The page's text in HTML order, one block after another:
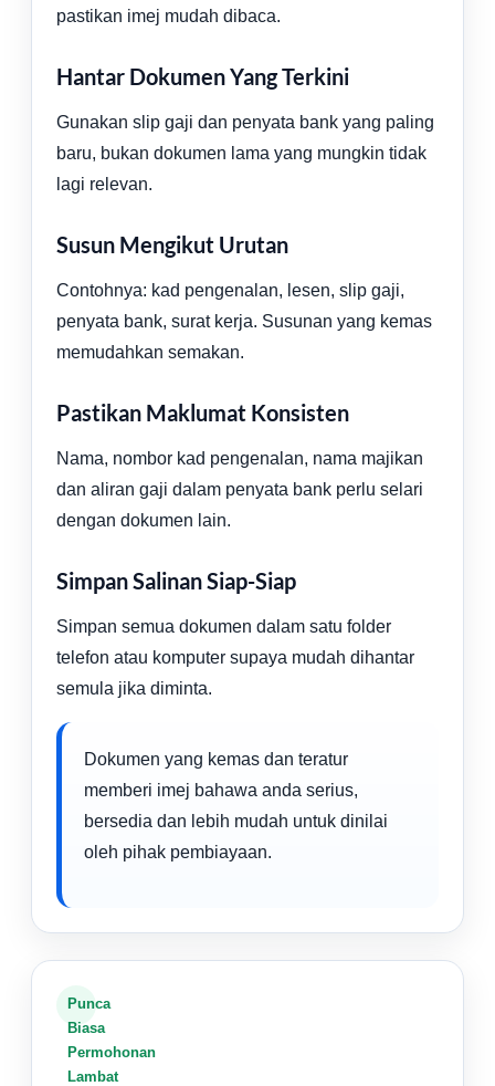
pastikan imej mudah dibaca.
Hantar Dokumen Yang Terkini
Gunakan slip gaji dan penyata bank yang paling
baru, bukan dokumen lama yang mungkin tidak
lagi relevan.
Susun Mengikut Urutan
Contohnya: kad pengenalan, lesen, slip gaji,
penyata bank, surat kerja. Susunan yang kemas
memudahkan semakan.
Pastikan Maklumat Konsisten
Nama, nombor kad pengenalan, nama majikan
dan aliran gaji dalam penyata bank perlu selari
dengan dokumen lain.
Simpan Salinan Siap-Siap
Simpan semua dokumen dalam satu folder
telefon atau komputer supaya mudah dihantar
semula jika diminta.
Dokumen yang kemas dan teratur
memberi imej bahawa anda serius,
bersedia dan lebih mudah untuk dinilai
oleh pihak pembiayaan.
Punca
Biasa
Permohonan
Lambat